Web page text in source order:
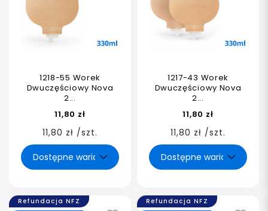
1218-55 Worek
Dwuczęściowy Nova
2...
11,80 zł
11,80 zł /szt.
1217-43 Worek
Dwuczęściowy Nova
2...
11,80 zł
11,80 zł /szt.
Refundacja NFZ Refundacja NFZ